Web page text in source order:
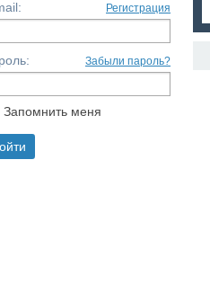
Регистрация
Забыли пароль?
Запомнить меня